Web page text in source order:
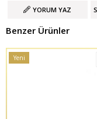
YORUM YAZ
Benzer Ürünler
Yeni